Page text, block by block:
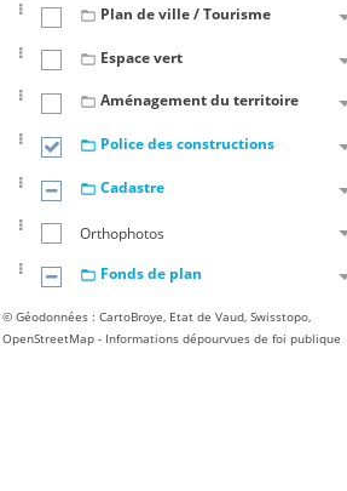
© Géodonnées : CartoBroye, Etat de Vaud, Swisstopo,
OpenStreetMap - Informations dépourvues de foi publique
Plan de ville / Tourisme
Espace vert
Aménagement du territoire
Police des constructions
Cadastre
Orthophotos
Fonds de plan